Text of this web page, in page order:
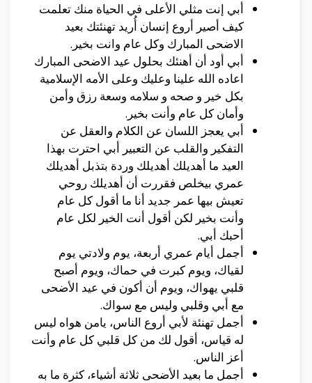
أبي إنت مثلي الأعلى في الحياة منك تعلمت
كيف أصير أروع إنسان أُريد تهنئتك بعيد
الاضحى المبارك وكل عام وانت بخير.
أبي أود أن أهنئك بحلول عيد اﻻضحى المبارك
اعاده الله علينا وعليك وعلى الأمه الإسلامية
بكل خير و صحه و سلامه وسعة رزق وأمن
وأمان كل عام وأنت بخير.
أبي يعجز اللسان عن الكلام والعقل عن
التفكير والقلب عن التعبير أبي احترت بهذا
العيد ما أهديلك أهديلك وردة بتذبل أهديلك
عمري بيخلص فقررت أن أهديلك روحي
تعيش بيها عمر جديد أنا ما أقول كل عام
وأنت بخير لكن أقول أنت الخير لكل عام
أحبك أبي.
أجمل أيام عمري أربعة، يوم ولادتي يوم
لقياك، ويوم كبرت في حماك، ويوم أصبح
قلبي يهواك، ويوم أن أكون في عيد الأضحى
مع أبي وقلبي وليس مع سواك.
أجمل تهنئة لأبي أروع الناس، يامن هواه ليس
له قياس، أقول لك من كل قلبي كل عام وأنت
أعز الناس.
أجمل ما بعيد الأضحى ثلاثة أشياء، كثرة ما به